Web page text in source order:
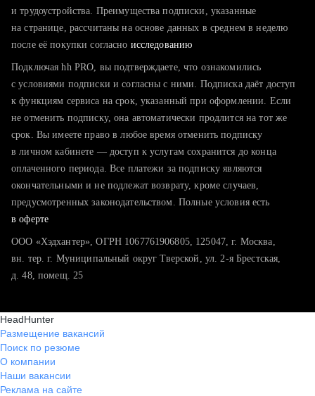
тратите много времени на поиск и вручную поднимаете
хотите сравнить себя с конкурентами и оценить шансы
и трудоустройства. Преимущества подписки, указанные
на странице, рассчитаны на основе данных в среднем в неделю
после её покупки согласно исследованию
Подключая hh PRO, вы подтверждаете, что ознакомились
с условиями подписки и согласны с ними. Подписка даёт доступ
к функциям сервиса на срок, указанный при оформлении. Если
не отменить подписку, она автоматически продлится на тот же
срок. Вы имеете право в любое время отменить подписку
в личном кабинете — доступ к услугам сохранится до конца
оплаченного периода. Все платежи за подписку являются
окончательными и не подлежат возврату, кроме случаев,
предусмотренных законодательством. Полные условия есть
в оферте
ООО «Хэдхантер», ОГРН 1067761906805, 125047, г. Москва,
вн. тер. г. Муниципальный округ Тверской, ул. 2-я Брестская,
д. 48, помещ. 25
HeadHunter
Размещение вакансий
Поиск по резюме
О компании
Наши вакансии
Реклама на сайте